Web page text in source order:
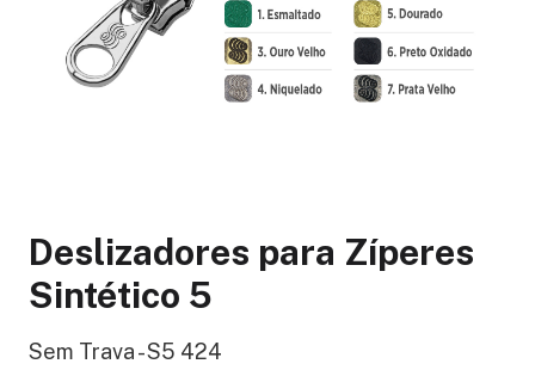
Deslizadores para Zíperes
Sintético 5
Sem Trava - S5 424